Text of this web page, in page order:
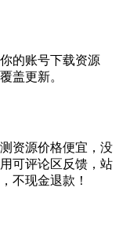
的账号下载资源
盖更新。
资源价格便宜，没
可评论区反馈，站
不现金退款！